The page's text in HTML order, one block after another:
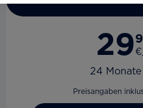
29
24
Preisangaben